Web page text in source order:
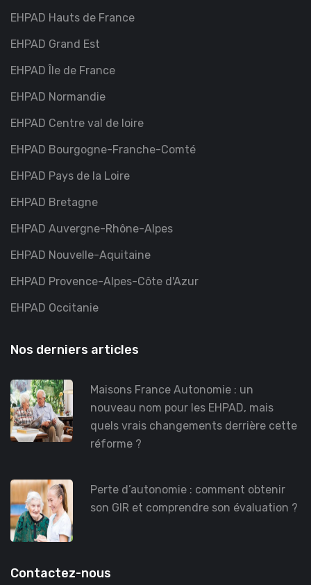
EHPAD Hauts de France
EHPAD Grand Est
EHPAD Île de France
EHPAD Normandie
EHPAD Centre val de loire
EHPAD Bourgogne-Franche-Comté
EHPAD Pays de la Loire
EHPAD Bretagne
EHPAD Auvergne-Rhône-Alpes
EHPAD Nouvelle-Aquitaine
EHPAD Provence-Alpes-Côte d'Azur
EHPAD Occitanie
Nos derniers articles
Maisons France Autonomie : un
nouveau nom pour les EHPAD, mais
quels vrais changements derrière cette
réforme ?
Perte d’autonomie : comment obtenir
son GIR et comprendre son évaluation ?
Contactez-nous